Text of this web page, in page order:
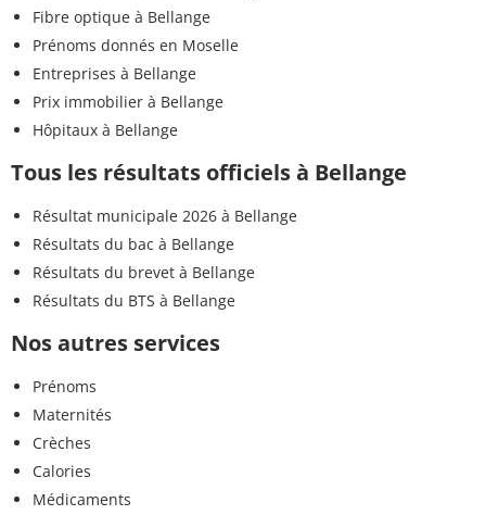
Fibre optique à Bellange
Prénoms donnés en Moselle
Entreprises à Bellange
Prix immobilier à Bellange
Hôpitaux à Bellange
Tous les résultats officiels à Bellange
Résultat municipale 2026 à Bellange
Résultats du bac à Bellange
Résultats du brevet à Bellange
Résultats du BTS à Bellange
Nos autres services
Prénoms
Maternités
Crèches
Calories
Médicaments